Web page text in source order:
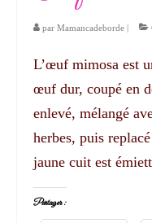
par Mamancadeborde |
L’œuf mimosa est
œuf dur, coupé en
enlevé, mélangé
herbes, puis
jaune cuit est
Partager :